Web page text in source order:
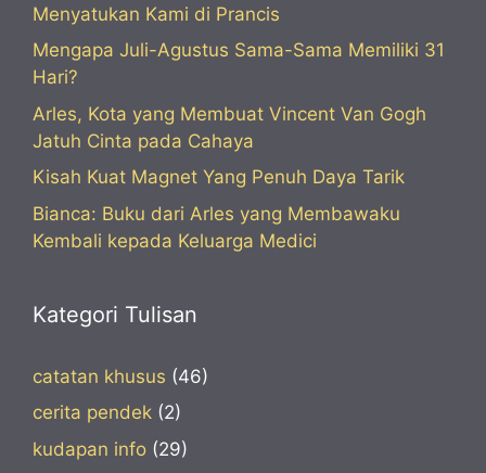
Menyatukan Kami di Prancis
Mengapa Juli-Agustus Sama-Sama Memiliki 31
Hari?
Arles, Kota yang Membuat Vincent Van Gogh
Jatuh Cinta pada Cahaya
Kisah Kuat Magnet Yang Penuh Daya Tarik
Bianca: Buku dari Arles yang Membawaku
Kembali kepada Keluarga Medici
Kategori Tulisan
catatan khusus (46)
cerita pendek (2)
kudapan info (29)